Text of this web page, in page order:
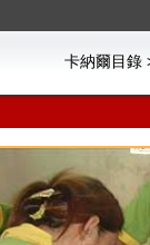
卡納爾目錄